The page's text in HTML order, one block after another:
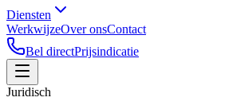
Diensten
WerkwijzeOver onsContact
Bel directPrijsindicatie
Juridisch